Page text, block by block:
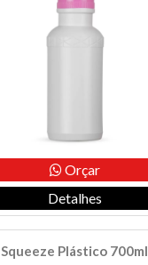
Orçar
Detalhes
Squeeze Plástico 700ml